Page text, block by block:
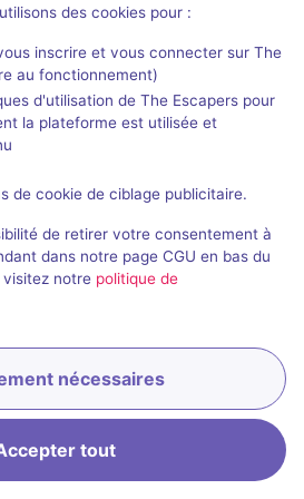
Connexion Menu
Inconnue
utilisons des cookies pour :
inscrire et vous connecter sur The
au fonctionnement)
d'utilisation de The Escapers pour
la plateforme est utilisée et
de cookie de ciblage publicitaire.
de retirer votre consentement à
dans notre page CGU en bas du
visitez notre politique de
nécessaires
tout